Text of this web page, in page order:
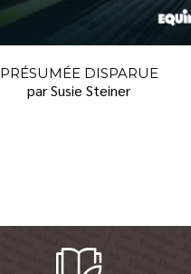
PRÉSUMÉE DISPARUE
par Susie Steiner